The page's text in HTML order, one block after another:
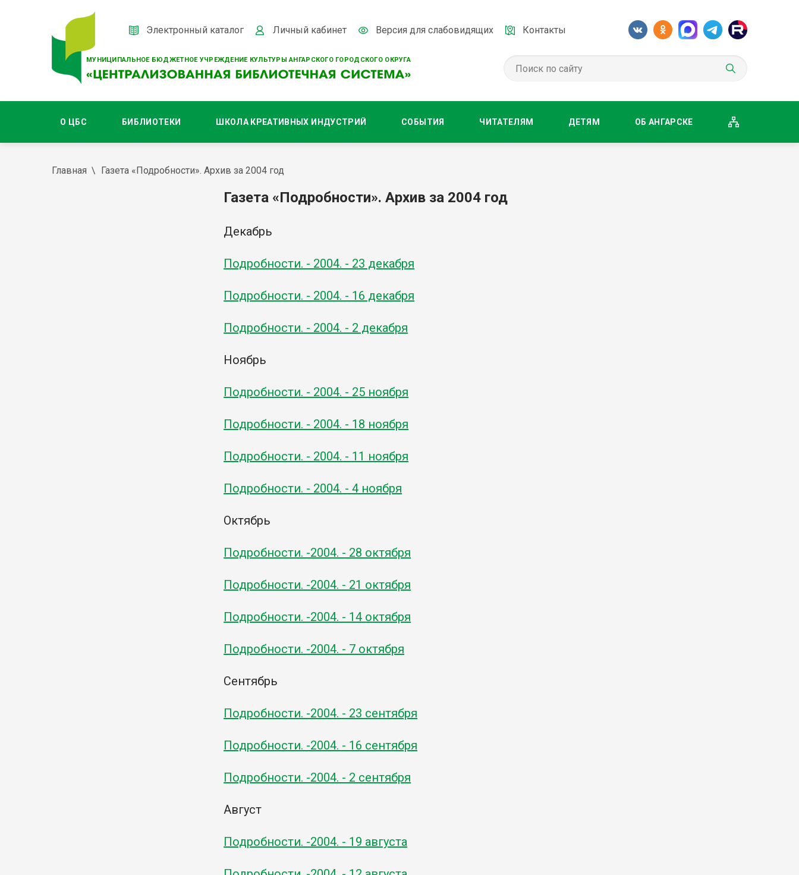
МУНИЦИПАЛЬНОЕ БЮДЖЕТНОЕ УЧРЕЖДЕНИЕ КУЛЬТУРЫ АНГАРСКОГО ГОРОДСКОГО ОКРУГА
Электронный каталог Личный кабинет Версия для слабовидящих Контакты
О ЦБС БИБЛИОТЕКИ ШКОЛА КРЕАТИВНЫХ ИНДУСТРИЙ СОБЫТИЯ ЧИТАТЕЛЯМ ДЕТЯМ ОБ АНГАРСКЕ
Главная Газета «Подробности». Архив за 2004 год
Газета «Подробности». Архив за 2004 год
Декабрь
Подробности. - 2004. - 23 декабря
Подробности. - 2004. - 16 декабря
Подробности. - 2004. - 2 декабря
Ноябрь
Подробности. - 2004. - 25 ноября
Подробности. - 2004. - 18 ноября
Подробности. - 2004. - 11 ноября
Подробности. - 2004. - 4 ноября
Октябрь
Подробности. -2004. - 28 октября
Подробности. -2004. - 21 октября
Подробности. -2004. - 14 октября
Подробности. -2004. - 7 октября
Сентябрь
Подробности. -2004. - 23 сентября
Подробности. -2004. - 16 сентября
Подробности. -2004. - 2 сентября
Август
Подробности. -2004. - 19 августа